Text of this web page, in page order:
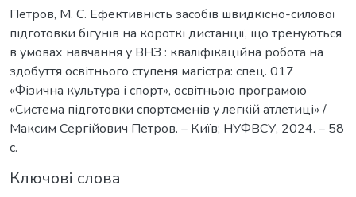
Петров, М. С. Ефективність засобів швидкісно-силової
підготовки бігунів на короткі дистанції, що тренуються
в умовах навчання у ВНЗ : кваліфікаційна робота на
здобуття освітнього ступеня магістра: спец. 017
«Фізична культура і спорт», освітньою програмою
«Система підготовки спортсменів у легкій атлетиці» /
Максим Сергійович Петров. – Київ; НУФВСУ, 2024. – 58
с.
Ключові слова